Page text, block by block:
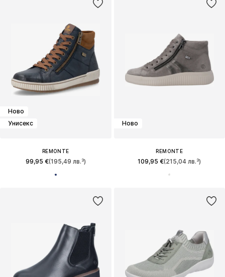
Ново
Унисекс
REMONTE
99,95 €(195,49 лв.³)
Ново
REMONTE
109,95 €(215,04 лв.³)